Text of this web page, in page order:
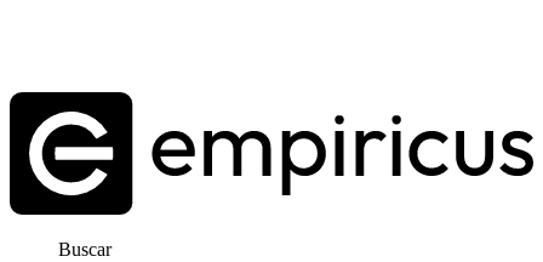
Buscar